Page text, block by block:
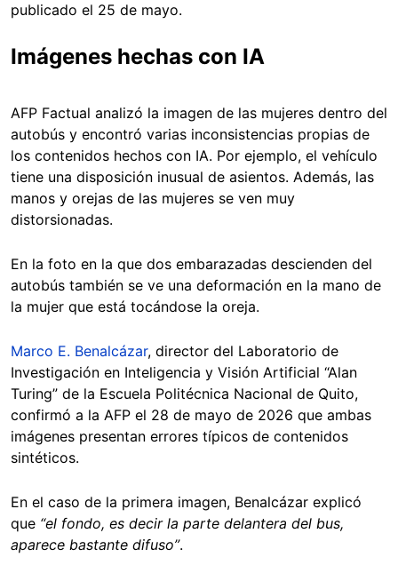
publicado el 25 de mayo.
Imágenes hechas con IA
AFP Factual analizó la imagen de las mujeres dentro del
autobús y encontró varias inconsistencias propias de
los contenidos hechos con IA. Por ejemplo, el vehículo
tiene una disposición inusual de asientos. Además, las
manos y orejas de las mujeres se ven muy
distorsionadas.
En la foto en la que dos embarazadas descienden del
autobús también se ve una deformación en la mano de
la mujer que está tocándose la oreja.
Marco E. Benalcázar, director del Laboratorio de
Investigación en Inteligencia y Visión Artificial “Alan
Turing” de la Escuela Politécnica Nacional de Quito,
confirmó a la AFP el 28 de mayo de 2026 que ambas
imágenes presentan errores típicos de contenidos
sintéticos.
En el caso de la primera imagen, Benalcázar explicó
que “el fondo, es decir la parte delantera del bus,
aparece bastante difuso”.